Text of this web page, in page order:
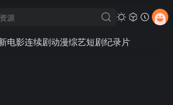
电影连续剧动漫综艺短剧纪录片